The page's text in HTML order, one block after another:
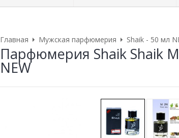
Главная Мужская парфюмерия Shaik - 50 мл
Парфюмерия Shaik Shaik
NEW